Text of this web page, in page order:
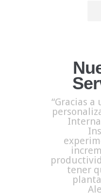
“Gracias
tener